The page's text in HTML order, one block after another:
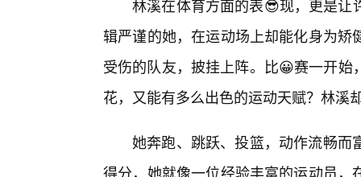
林溪在体育方面的表😎现，更是让
辑严谨的她，在运动场上却能化身为
受伤的队友，披挂上阵。比😀赛一开
花，又能有多么出色的运动天赋？林溪
她奔跑、跳跃、投篮，动作流畅而
得分，她就像一位经验丰富的运动员